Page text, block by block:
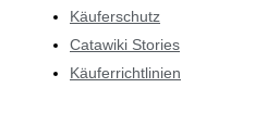
Käuferschutz
Catawiki Stories
Käuferrichtlinien